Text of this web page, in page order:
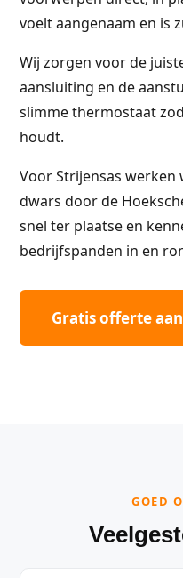
voelt aangenaam en is
Wij zorgen voor de
aansluiting en de
slimme thermostaat
houdt.
Voor Strijensas werken
dwars door de
snel ter plaatse en
bedrijfspanden in en
Gratis offerte
GOED